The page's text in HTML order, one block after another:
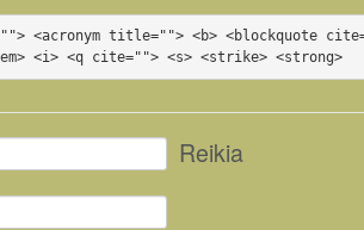
<acronym title=""> <b> <blockquote
<i> <q cite=""> <s> <strike> <strong>
Reikia